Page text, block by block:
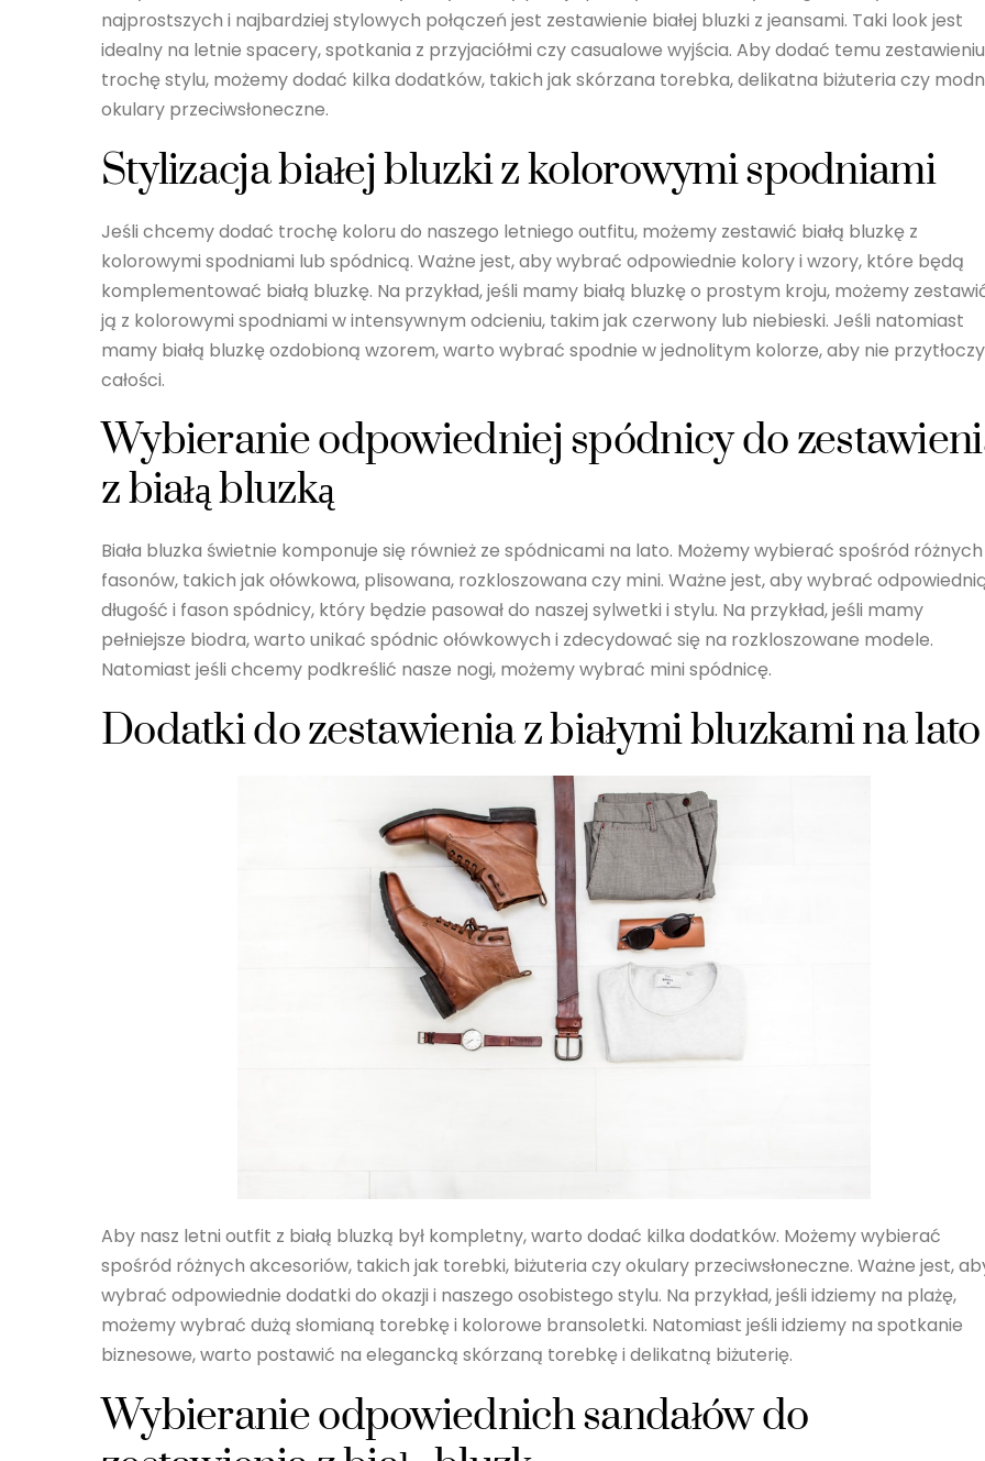
najprostszych i najbardziej stylowych połączeń jest zestawienie białej bluzki z jeansami. Taki look jest
idealny na letnie spacery, spotkania z przyjaciółmi czy casualowe wyjścia. Aby dodać temu zestawieniu
trochę stylu, możemy dodać kilka dodatków, takich jak skórzana torebka, delikatna biżuteria czy
okulary przeciwsłoneczne.
Stylizacja białej bluzki z kolorowymi spodniami
Jeśli chcemy dodać trochę koloru do naszego letniego outfitu, możemy zestawić białą bluzkę z
kolorowymi spodniami lub spódnicą. Ważne jest, aby wybrać odpowiednie kolory i wzory, które będą
komplementować białą bluzkę. Na przykład, jeśli mamy białą bluzkę o prostym kroju, możemy
ją z kolorowymi spodniami w intensywnym odcieniu, takim jak czerwony lub niebieski. Jeśli natomiast
mamy białą bluzkę ozdobioną wzorem, warto wybrać spodnie w jednolitym kolorze, aby nie
całości.
Wybieranie odpowiedniej spódnicy do
z białą bluzką
Biała bluzka świetnie komponuje się również ze spódnicami na lato. Możemy wybierać spośród różnych
fasonów, takich jak ołówkowa, plisowana, rozkloszowana czy mini. Ważne jest, aby wybrać
długość i fason spódnicy, który będzie pasował do naszej sylwetki i stylu. Na przykład, jeśli mamy
pełniejsze biodra, warto unikać spódnic ołówkowych i zdecydować się na rozkloszowane modele.
Natomiast jeśli chcemy podkreślić nasze nogi, możemy wybrać mini spódnicę.
Dodatki do zestawienia z białymi bluzkami na lato
Aby nasz letni outfit z białą bluzką był kompletny, warto dodać kilka dodatków. Możemy wybierać
spośród różnych akcesoriów, takich jak torebki, biżuteria czy okulary przeciwsłoneczne. Ważne jest,
wybrać odpowiednie dodatki do okazji i naszego osobistego stylu. Na przykład, jeśli idziemy na plażę,
możemy wybrać dużą słomianą torebkę i kolorowe bransoletki. Natomiast jeśli idziemy na spotkanie
biznesowe, warto postawić na elegancką skórzaną torebkę i delikatną biżuterię.
Wybieranie odpowiednich sandałów do